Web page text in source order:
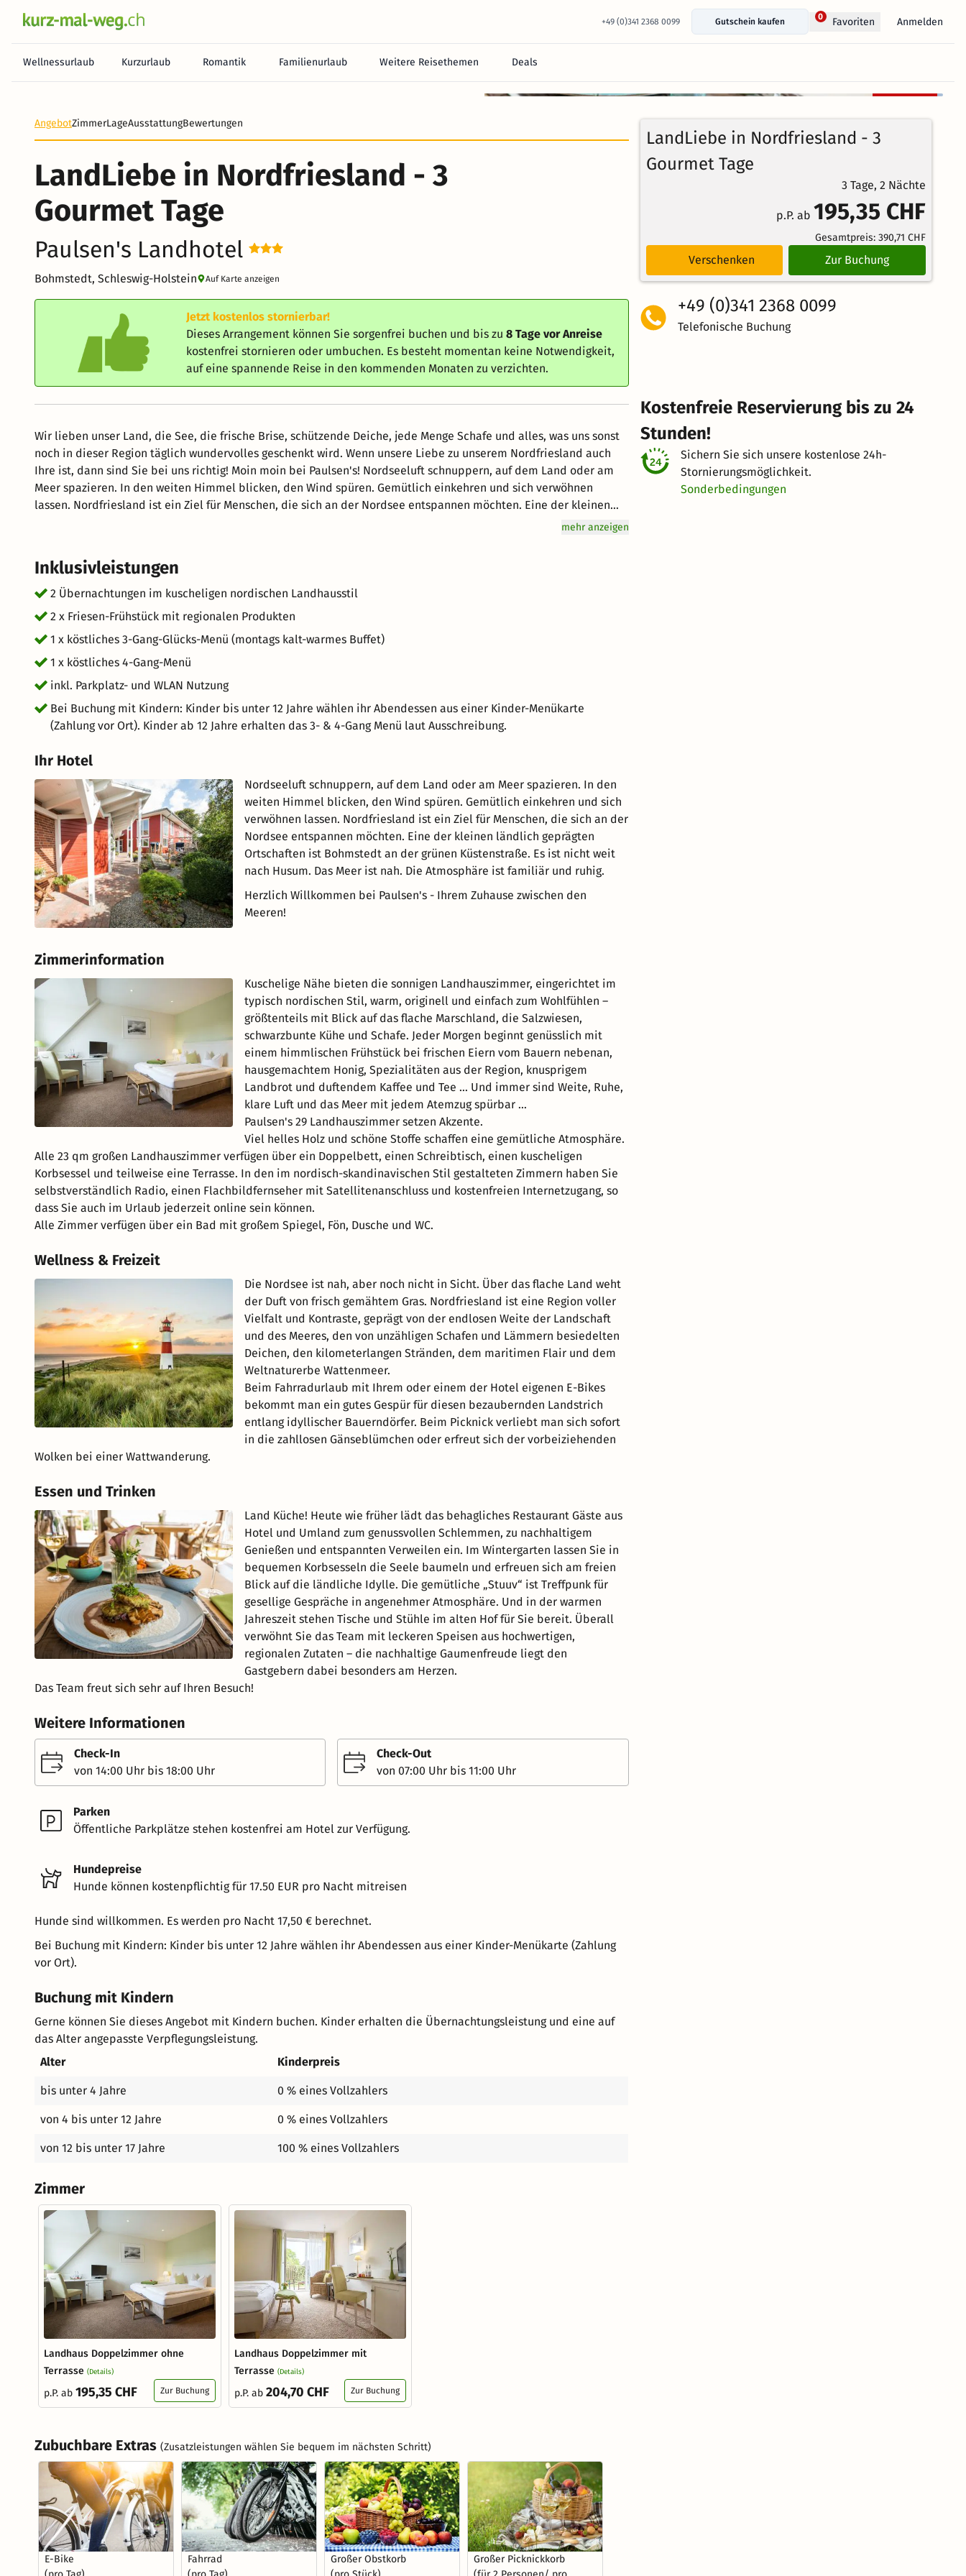
+49 (0)341 2368 0099 Gutschein kaufen
0 Favoriten Anmelden
Wellnessurlaub Kurzurlaub Romantik Familienurlaub Weitere Reisethemen Deals
100%
Weiterempfehlung
Bewertungen
4.6
stornierbar
AngebotZimmerLageAusstattungBewertungen
LandLiebe in Nordfriesland - 3
Gourmet Tage
Paulsen's Landhotel
Bohmstedt, Schleswig-Holstein Auf Karte anzeigen
Jetzt kostenlos stornierbar!
Dieses Arrangement können Sie sorgenfrei buchen und bis zu8 Tage vor Anreise
kostenfrei stornieren oder umbuchen. Es besteht momentan keine Notwendigkeit,
auf eine spannende Reise in den kommenden Monaten zu verzichten.
Wir lieben unser Land, die See, die frische Brise, schützende Deiche, jede Menge Schafe und alles, was uns sonst
noch in dieser Region täglich wundervolles geschenkt wird. Wenn unsere Liebe zu unserem Nordfriesland auch
Ihre ist, dann sind Sie bei uns richtig! Moin moin bei Paulsen's! Nordseeluft schnuppern, auf dem Land oder am
Meer spazieren. In den weiten Himmel blicken, den Wind spüren. Gemütlich einkehren und sich verwöhnen
lassen. Nordfriesland ist ein Ziel für Menschen, die sich an der Nordsee entspannen möchten. Eine der kleinen
mehr anzeigen
Inklusivleistungen
2 Übernachtungen im kuscheligen nordischen Landhausstil
2 x Friesen-Frühstück mit regionalen Produkten
1 x köstliches 3-Gang-Glücks-Menü (montags kalt-warmes Buffet)
1 x köstliches 4-Gang-Menü
inkl. Parkplatz- und WLAN Nutzung
Bei Buchung mit Kindern: Kinder bis unter 12 Jahre wählen ihr Abendessen aus einer Kinder-Menükarte
(Zahlung vor Ort). Kinder ab 12 Jahre erhalten das 3- & 4-Gang Menü laut Ausschreibung.
Ihr Hotel
Nordseeluft schnuppern, auf dem Land oder am Meer spazieren. In den
weiten Himmel blicken, den Wind spüren. Gemütlich einkehren und sich
verwöhnen lassen. Nordfriesland ist ein Ziel für Menschen, die sich an der
Nordsee entspannen möchten. Eine der kleinen ländlich geprägten
Ortschaften ist Bohmstedt an der grünen Küstenstraße. Es ist nicht weit
nach Husum. Das Meer ist nah. Die Atmosphäre ist familiär und ruhig.
Herzlich Willkommen bei Paulsen's - Ihrem Zuhause zwischen den
Meeren!
Zimmerinformation
Kuschelige Nähe bieten die sonnigen Landhauszimmer, eingerichtet im
typisch nordischen Stil, warm, originell und einfach zum Wohlfühlen –
größtenteils mit Blick auf das flache Marschland, die Salzwiesen,
schwarzbunte Kühe und Schafe. Jeder Morgen beginnt genüsslich mit
einem himmlischen Frühstück bei frischen Eiern vom Bauern nebenan,
hausgemachtem Honig, Spezialitäten aus der Region, knusprigem
Landbrot und duftendem Kaffee und Tee … Und immer sind Weite, Ruhe,
klare Luft und das Meer mit jedem Atemzug spürbar …
Paulsen's 29 Landhauszimmer setzen Akzente.
Viel helles Holz und schöne Stoffe schaffen eine gemütliche Atmosphäre.
Alle 23 qm großen Landhauszimmer verfügen über ein Doppelbett, einen Schreibtisch, einen kuscheligen
Korbsessel und teilweise eine Terrasse. In den im nordisch-skandinavischen Stil gestalteten Zimmern haben Sie
selbstverständlich Radio, einen Flachbildfernseher mit Satellitenanschluss und kostenfreien Internetzugang, so
dass Sie auch im Urlaub jederzeit online sein können.
Alle Zimmer verfügen über ein Bad mit großem Spiegel, Fön, Dusche und WC.
Wellness & Freizeit
Die Nordsee ist nah, aber noch nicht in Sicht. Über das flache Land weht
der Duft von frisch gemähtem Gras. Nordfriesland ist eine Region voller
Vielfalt und Kontraste, geprägt von der endlosen Weite der Landschaft
und des Meeres, den von unzähligen Schafen und Lämmern besiedelten
Deichen, den kilometerlangen Stränden, dem maritimen Flair und dem
Weltnaturerbe Wattenmeer.
Beim Fahrradurlaub mit Ihrem oder einem der Hotel eigenen E-Bikes
bekommt man ein gutes Gespür für diesen bezaubernden Landstrich
entlang idyllischer Bauerndörfer. Beim Picknick verliebt man sich sofort
in die zahllosen Gänseblümchen oder erfreut sich der vorbeiziehenden
Wolken bei einer Wattwanderung.
Essen und Trinken
Land Küche! Heute wie früher lädt das behagliches Restaurant Gäste aus
Hotel und Umland zum genussvollen Schlemmen, zu nachhaltigem
Genießen und entspannten Verweilen ein. Im Wintergarten lassen Sie in
bequemen Korbsesseln die Seele baumeln und erfreuen sich am freien
Blick auf die ländliche Idylle. Die gemütliche „Stuuv“ ist Treffpunk für
gesellige Gespräche in angenehmer Atmosphäre. Und in der warmen
Jahreszeit stehen Tische und Stühle im alten Hof für Sie bereit. Überall
verwöhnt Sie das Team mit leckeren Speisen aus hochwertigen,
regionalen Zutaten – die nachhaltige Gaumenfreude liegt den
Gastgebern dabei besonders am Herzen.
Das Team freut sich sehr auf Ihren Besuch!
Weitere Informationen
Check-In
von 14:00 Uhr bis 18:00 Uhr
Check-Out
von 07:00 Uhr bis 11:00 Uhr
Parken
Öffentliche Parkplätze stehen kostenfrei am Hotel zur Verfügung.
Hundepreise
Hunde können kostenpflichtig für 17.50 EUR pro Nacht mitreisen
Hunde sind willkommen. Es werden pro Nacht 17,50 € berechnet.
Bei Buchung mit Kindern: Kinder bis unter 12 Jahre wählen ihr Abendessen aus einer Kinder-Menükarte (Zahlung
vor Ort).
Buchung mit Kindern
Gerne können Sie dieses Angebot mit Kindern buchen. Kinder erhalten die Übernachtungsleistung und eine auf
das Alter angepasste Verpflegungsleistung.
Alter
Kinderpreis
bis unter 4 Jahre 0 % eines Vollzahlers
von 4 bis unter 12 Jahre 0 % eines Vollzahlers
von 12 bis unter 17 Jahre 100 % eines Vollzahlers
Zimmer
Landhaus Doppelzimmer ohne
Terrasse (Details)
p.P. ab 195,35 CHF Zur Buchung
Landhaus Doppelzimmer mit
Terrasse (Details)
p.P. ab 204,70 CHF Zur Buchung
Zubuchbare Extras (Zusatzleistungen wählen Sie bequem im nächsten Schritt)
E-Bike
Fahrrad
Großer Obstkorb
Großer Picknickkorb
LandLiebe in Nordfriesland - 3
Gourmet Tage
3 Tage, 2 Nächte
p.P. ab 195,35 CHF
Gesamtpreis: 390,71 CHF
Verschenken Zur Buchung
+49 (0)341 2368 0099
Telefonische Buchung
Kostenfreie Reservierung bis zu 24
Stunden!
Sichern Sie sich unsere kostenlose 24h-
Stornierungsmöglichkeit.
Sonderbedingungen